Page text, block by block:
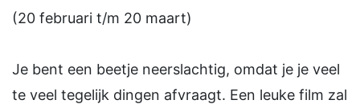
(20 februari t/m 20 maart)
Je bent een beetje neerslachtig, omdat je je veel
te veel tegelijk dingen afvraagt. Een leuke film zal